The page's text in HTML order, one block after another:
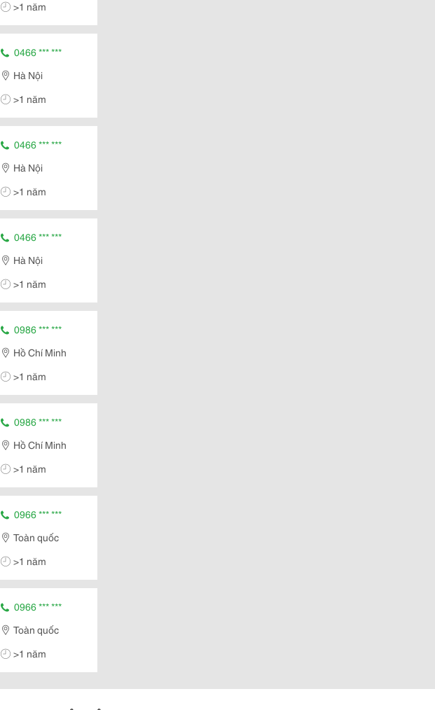
>1 năm
0466 *** ***
Hà Nội
>1 năm
0466 *** ***
Hà Nội
>1 năm
0466 *** ***
Hà Nội
>1 năm
0986 *** ***
Hồ Chí Minh
>1 năm
0986 *** ***
Hồ Chí Minh
>1 năm
0966 *** ***
Toàn quốc
>1 năm
0966 *** ***
Toàn quốc
>1 năm